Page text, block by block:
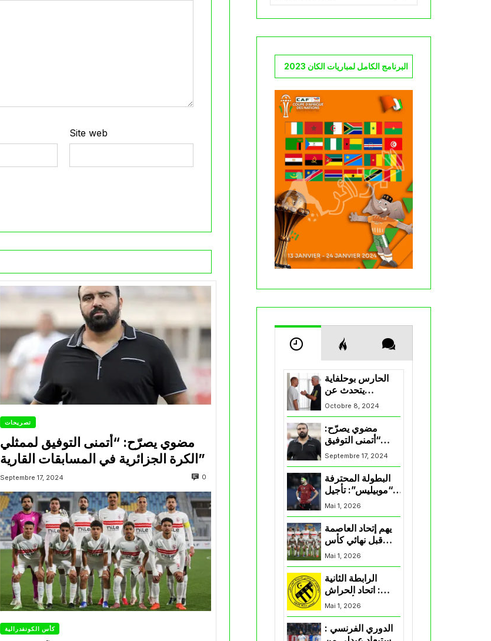
Site web
تصريحات
مضوي يصرّح: “أتمنى التوفيق لممثلي
الكرة الجزائرية في المسابقات القارية”
Septembre 17, 2024 0
كأس الكونفدرالية
البرنامج الكامل لمباريات الكان 2023
الحارس بوحلفاية
يتحدث عن
طموحاته مع
المنتخب و شباب
قسنطينة
Octobre 8, 2024
مضوي يصرّح:
“أتمنى التوفيق
لممثلي الكرة
الجزائرية في
Septembre 17, 2024
البطولة المحترفة
“موبيليس”: تأجيل
مباراة إتحاد
العاصمة وأتلتيك
بارادو
Mai 1, 2026
يهم إتحاد العاصمة
قبل نهائي كأس
اكاف : الزمالك
يسقط بثلاثية أمام
Mai 1, 2026
الرابطة الثانية
: اتحاد الحراش
يحسم التأهل إلى
“البلاي أوف”
Mai 1, 2026
الدوري الفرنسي :